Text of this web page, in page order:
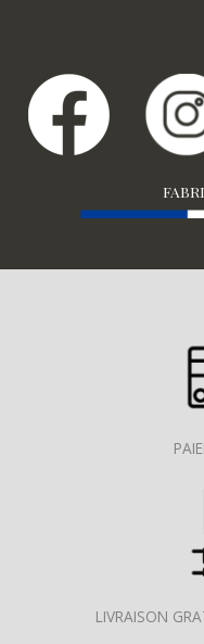
LIVRAISON